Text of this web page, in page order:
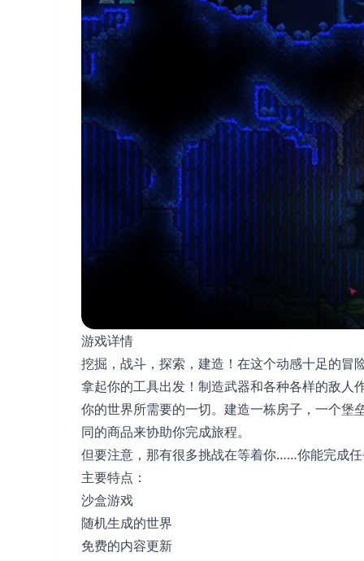
游戏详情
挖掘，战斗，探索，建造！在这个动感十足的冒
拿起你的工具出发！制造武器和各种各样的敌人
你的世界所需要的一切。建造一栋房子，一个堡
同的商品来协助你完成旅程。
但要注意，那有很多挑战在等着你……你能完成
主要特点：
沙盒游戏
随机生成的世界
免费的内容更新